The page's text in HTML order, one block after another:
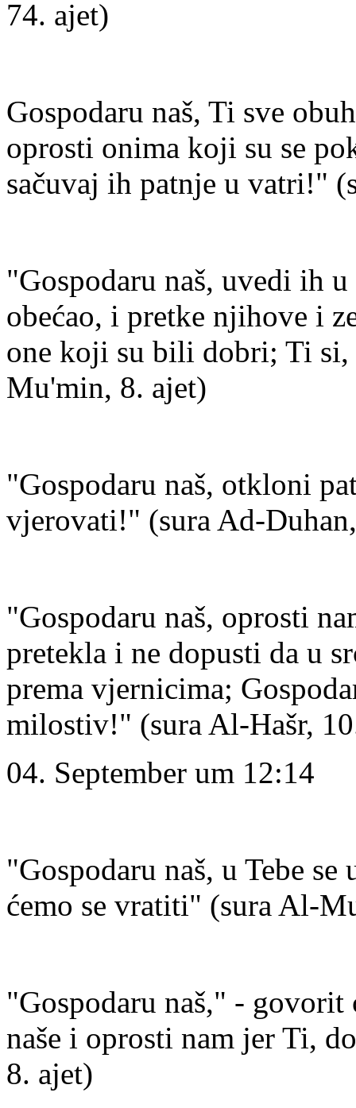
74. ajet)
Gospodaru naš, Ti sve
oprosti onima koji su se
sačuvaj ih patnje u vatri!"
"Gospodaru naš, uvedi ih
obećao, i pretke njihove i
one koji su bili dobri; Ti
Mu'min, 8. ajet)
"Gospodaru naš, otkloni
vjerovati!" (sura Ad-
"Gospodaru naš, oprosti
pretekla i ne dopusti da u
prema vjernicima;
milostiv!" (sura Al-Hašr,
04. September um 12:14
"Gospodaru naš, u Tebe
ćemo se vratiti" (sura Al-
"Gospodaru naš," -
naše i oprosti nam jer Ti,
8. ajet)